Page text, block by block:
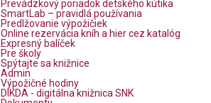
Prevádzkový poriadok detského kútika
SmartLab – pravidlá používania
Predlžovanie výpožičiek
Online rezervácia kníh a hier cez katalóg
Expresný balíček
Pre školy
Spýtajte sa knižnice
Admin
Výpožičné hodiny
DIKDA - digitálna knižnica SNK